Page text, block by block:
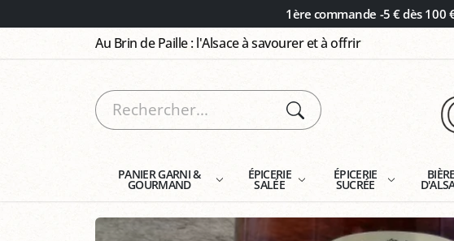
1ère commande -5 € dès 100
Au Brin de Paille : l'Alsace à savourer et à offrir
PANIER GARNI &
GOURMAND
ÉPICERIE
SALÉE
ÉPICERIE
SUCRÉE